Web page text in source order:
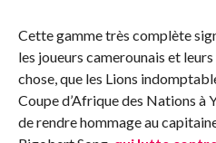
Cette gamme très complète
les joueurs camerounais et leurs
chose, que les Lions
Coupe d’Afrique des Nations à
de rendre hommage au